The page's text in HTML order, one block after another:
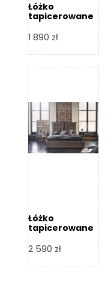
Łóżko
tapicerowane
Design
1 890 zł
Łóżko
tapicerowane
Design
2 590 zł